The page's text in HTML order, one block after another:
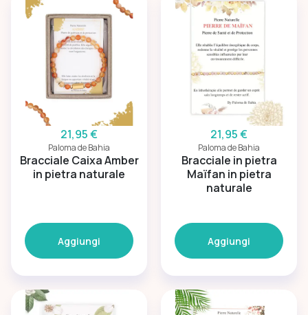
21,95 €
Paloma de Bahia
Bracciale Caixa Amber
in pietra naturale
Aggiungi
21,95 €
Paloma de Bahia
Bracciale in pietra
Maïfan in pietra
naturale
Aggiungi